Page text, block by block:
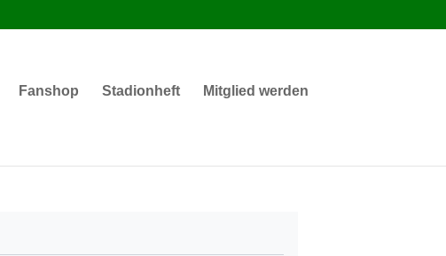
Fanshop Stadionheft Mitglied werden